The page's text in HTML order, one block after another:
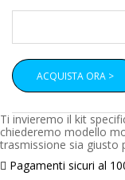
ACQUISTA ORA >
Ti invieremo il kit
chiederemo modello
trasmissione sia giusto
Pagamenti sicuri al